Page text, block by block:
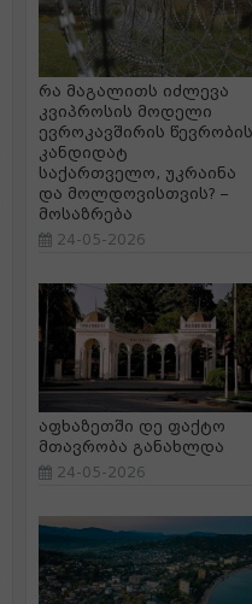
რა მაგალითს იძლევა
კვიპროსის მოდელი
ევროკავშირის წევრობის
კანდიდატ
საქართველო, უკრაინა
და მოლდოვისთვის? –
მოსაზრება
24-05-2026
აფხაზეთში დე ფაქტო
მთავრობა განახლდა
24-05-2026